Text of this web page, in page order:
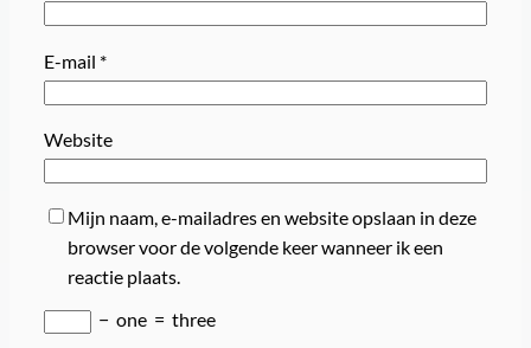
E-mail *
Website
Mijn naam, e-mailadres en website opslaan in deze
browser voor de volgende keer wanneer ik een
reactie plaats.
− one = three